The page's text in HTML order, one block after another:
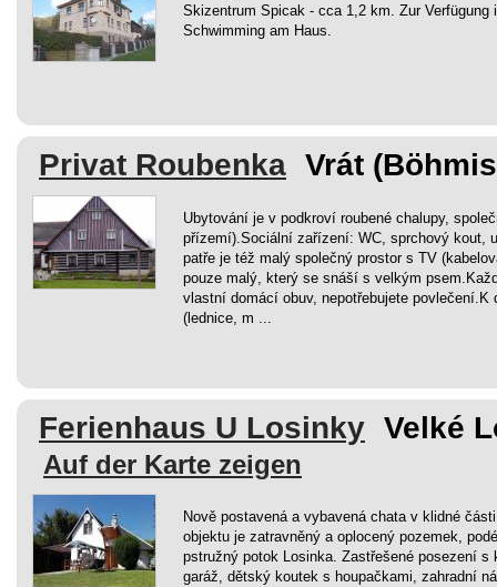
Skizentrum Spicak - cca 1,2 km. Zur Verfügung
Schwimming am Haus.
Privat Roubenka Vrát
Ubytování je v podkroví roubené chalupy,
přízemí).Sociální zařízení: WC, sprchový kout,
patře je též malý společný prostor s TV
pouze malý, který se snáší s velkým
vlastní domácí obuv, nepotřebujete povlečení.K
(lednice, m ...
Ferienhaus U Losinky Velké
Auf der Karte zeigen
Nově postavená a vybavená chata v klidné
objektu je zatravněný a oplocený pozemek,
pstružný potok Losinka. Zastřešené posezení s
garáž, dětský koutek s houpačkami, zahradní